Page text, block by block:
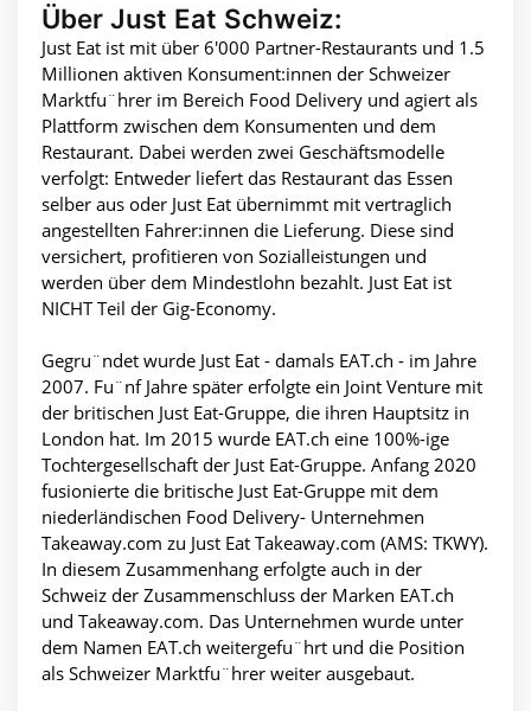
Über Just Eat Schweiz:
Just Eat ist mit über 6'000 Partner-Restaurants und 1.5
Millionen aktiven Konsument:innen der Schweizer
Marktfu¨hrer im Bereich Food Delivery und agiert als
Plattform zwischen dem Konsumenten und dem
Restaurant. Dabei werden zwei Geschäftsmodelle
verfolgt: Entweder liefert das Restaurant das Essen
selber aus oder Just Eat übernimmt mit vertraglich
angestellten Fahrer:innen die Lieferung. Diese sind
versichert, profitieren von Sozialleistungen und
werden über dem Mindestlohn bezahlt. Just Eat ist
NICHT Teil der Gig-Economy.
Gegru¨ndet wurde Just Eat - damals EAT.ch - im Jahre
2007. Fu¨nf Jahre später erfolgte ein Joint Venture mit
der britischen Just Eat-Gruppe, die ihren Hauptsitz in
London hat. Im 2015 wurde EAT.ch eine 100%-ige
Tochtergesellschaft der Just Eat-Gruppe. Anfang 2020
fusionierte die britische Just Eat-Gruppe mit dem
niederländischen Food Delivery- Unternehmen
Takeaway.com zu Just Eat Takeaway.com (AMS: TKWY).
In diesem Zusammenhang erfolgte auch in der
Schweiz der Zusammenschluss der Marken EAT.ch
und Takeaway.com. Das Unternehmen wurde unter
dem Namen EAT.ch weitergefu¨hrt und die Position
als Schweizer Marktfu¨hrer weiter ausgebaut.